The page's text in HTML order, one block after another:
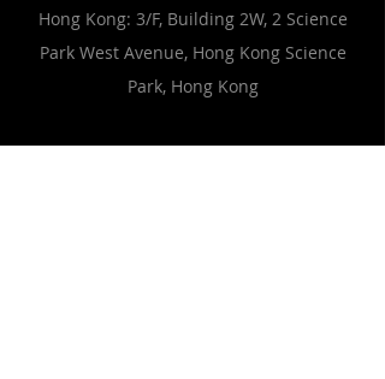
Hong Kong: 3/F, Building 2W, 2 Science
Park West Avenue, Hong Kong Science
Park, Hong Kong